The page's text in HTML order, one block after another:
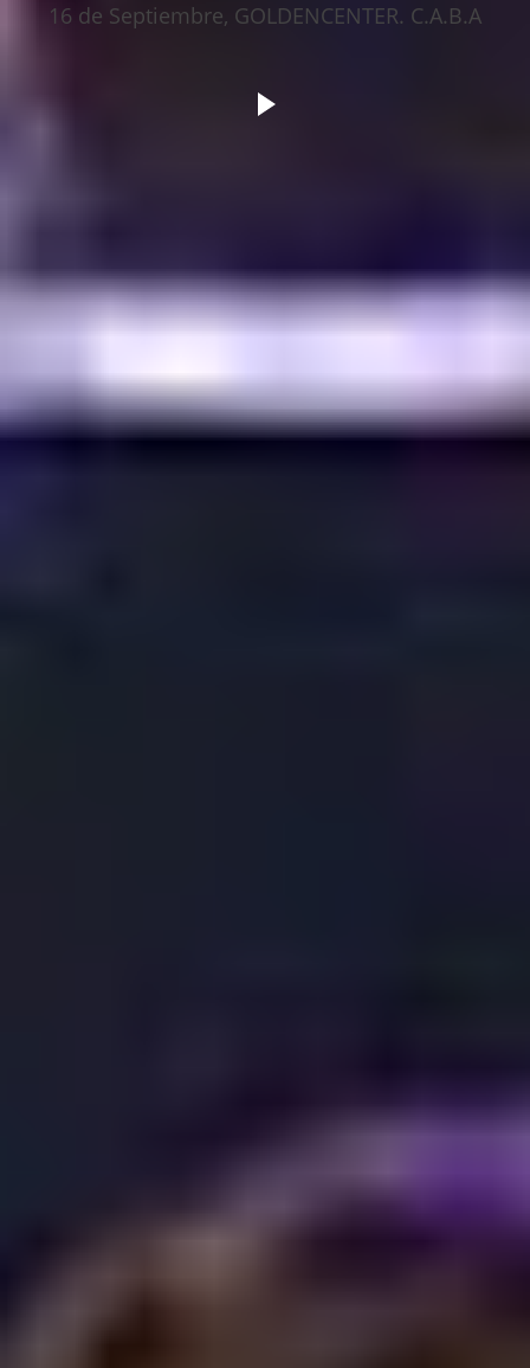
16 de Septiembre, GOLDENCENTER. C.A.B.A